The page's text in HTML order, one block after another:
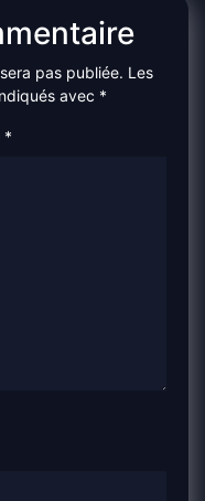
pas publiée. Les
avec *
*